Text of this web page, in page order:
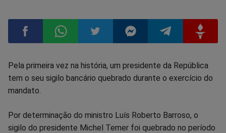
Compartilhar
no
Facebook
Compartilhar
Whatsapp
Compartilhar
Twitter
Compartilhar
Messenger
Compartilhar
TelegramGettr
Pela primeira vez na história, um presidente da República
tem o seu sigilo bancário quebrado durante o exercício do
mandato.
Por determinação do ministro Luís Roberto Barroso, o
sigilo do presidente Michel Temer foi quebrado no período